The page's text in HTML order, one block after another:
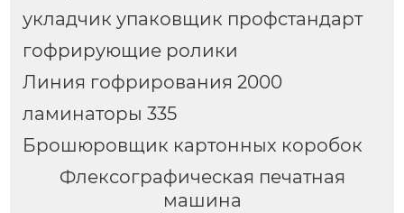
укладчик упаковщик профстандарт
гофрирующие ролики
Линия гофрирования 2000
ламинаторы 335
Брошюровщик картонных коробок
Флексографическая печатная
машина